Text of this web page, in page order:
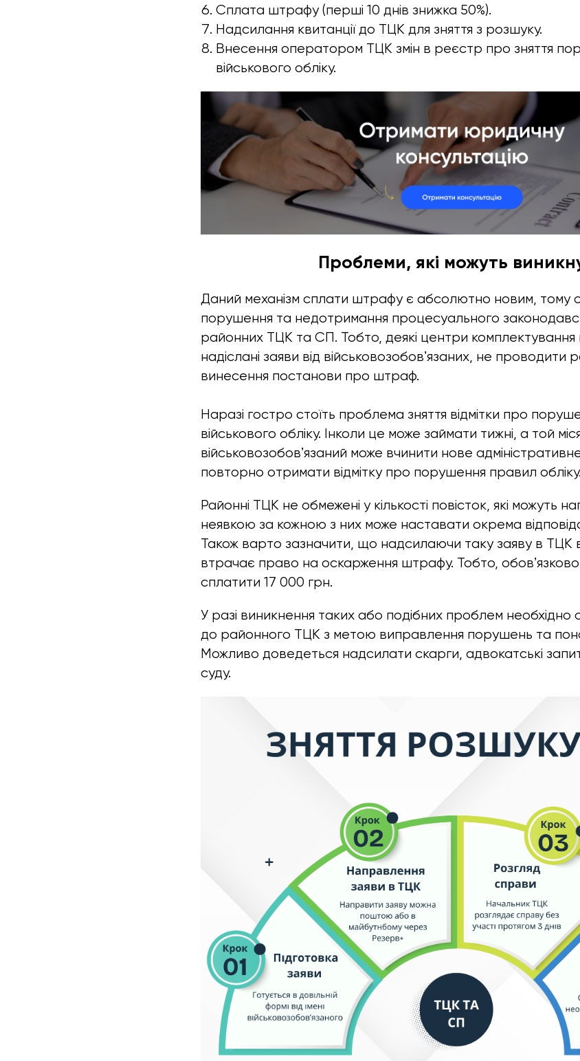
Сплата штрафу (перші 10 днів знижка 50%).
Надсилання квитанції до ТЦК для зняття з розшуку.
Внесення оператором ТЦК змін в реєстр про зняття
військового обліку.
Проблеми, які можуть
Даний механізм сплати штрафу є абсолютно новим, тому
порушення та недотримання процесуального
районних ТЦК та СП. Тобто, деякі центри комплектування
надіслані заяви від військовозобовʼязаних, не проводити
винесення постанови про штраф.
Наразі гостро стоїть проблема зняття відмітки про
військового обліку. Інколи це може займати тижні, а той
військовозобовʼязаний може вчинити нове
повторно отримати відмітку про порушення правил обліку.
Районні ТЦК не обмежені у кількості повісток, які можуть
неявкою за кожною з них може наставати окрема
Також варто зазначити, що надсилаючи таку заяву в ТЦК
втрачає право на оскарження штрафу. Тобто,
сплатити 17 000 грн.
У разі виникнення таких або подібних проблем необхідно
до районного ТЦК з метою виправлення порушень та
Можливо доведеться надсилати скарги, адвокатські
суду.